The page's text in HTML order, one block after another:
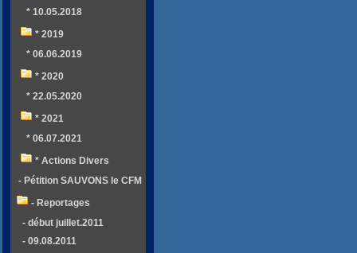
* 10.05.2018
* 2019
* 06.06.2019
* 2020
* 22.05.2020
* 2021
* 06.07.2021
* Actions Divers
- Pétition SAUVONS le CFM
- Reportages
- début juillet.2011
- 09.08.2011